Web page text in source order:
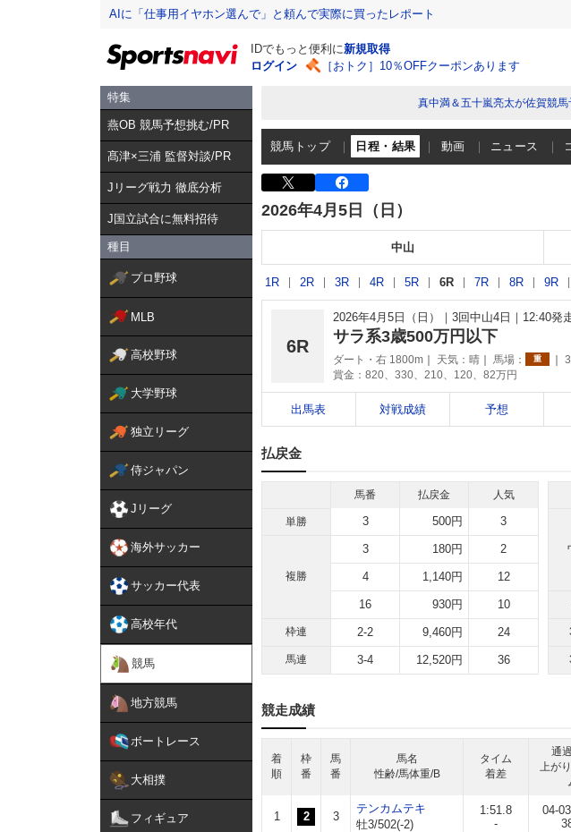
AIに「仕事用イヤホン選んで」と頼んで実際に買ったレポート
IDでもっと便利に新規取得
ログイン
［おトク］10％OFFクーポンあります
特集
燕OB 競馬予想挑む/PR
髙津×三浦 監督対談/PR
Jリーグ戦力 徹底分析
J国立試合に無料招待
種目
プロ野球
MLB
高校野球
大学野球
独立リーグ
侍ジャパン
Jリーグ
海外サッカー
サッカー代表
高校年代
競馬
地方競馬
ボートレース
大相撲
フィギュア
真中満＆五十嵐亮太が佐賀競馬
競馬トップ 日程・結果 動画 ニュース
2026年4月5日（日）
中山
1R 2R 3R 4R 5R 6R 7R 8R 9R
6R
2026年4月5日（日） 3回中山4日 12:40発
サラ系3歳500万円以下
ダート・右 1800m 天気： 晴 馬場： 重
賞金：820、330、210、120、82万円
出馬表 対戦成績 予想
払戻金
馬番 払戻金 人気
単勝 3 500円 3
複勝
3 180円 2
4 1,140円 12
16 930円 10
枠連 2-2 9,460円 24
馬連 3-4 12,520円 36
競走成績
着
順
枠
番
馬
番
馬名
性齢/馬体重/B
タイム
着差
通
上が
1 2 3
テンカムテキ
牡3/502(-2)
1:51.8
-
04-